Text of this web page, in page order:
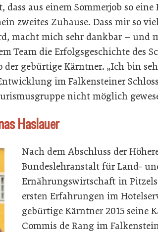
dass aus einem Sommerjob so eine
zweites Zuhause. Dass mir so
macht mich sehr dankbar – und
Team die Erfolgsgeschichte des
der gebürtige Kärntner. „Ich bin
im Falkensteiner
nicht möglich
Haslauer
Nach dem Abschluss der
Bundeslehranstalt für Land-
Ernährungswirtschaft in
ersten Erfahrungen im
gebürtige Kärntner 2015 seine
Commis de Rang im